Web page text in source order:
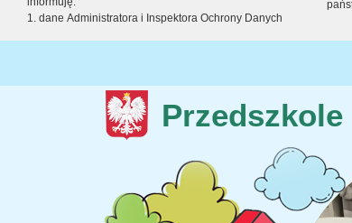
1. dane Administratora i Inspektora Ochrony Danych